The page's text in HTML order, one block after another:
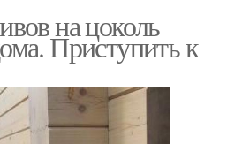
на цоколь
Приступить к